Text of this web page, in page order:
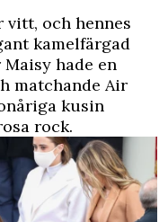
vitt, och hennes
kamelfärgad
hade en
matchande Air
kusin
rock.